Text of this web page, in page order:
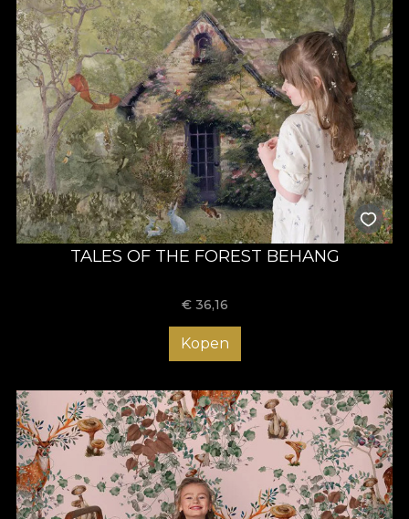
TALES OF THE FOREST BEHANG
€ 36,16
Kopen